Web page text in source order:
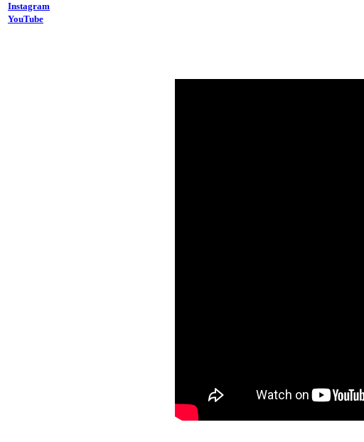
Instagram
YouTube